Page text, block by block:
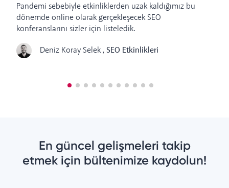
Pandemi sebebiyle etkinliklerden uzak kaldığımız bu
dönemde online olarak gerçekleşecek SEO
konferanslarını sizler için listeledik.
Deniz Koray Selek,SEO Etkinlikleri
En güncel gelişmeleri takip
etmek için bültenimize kaydolun!